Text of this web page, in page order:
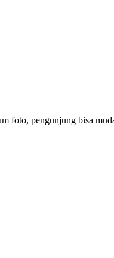
foto, pengunjung bisa